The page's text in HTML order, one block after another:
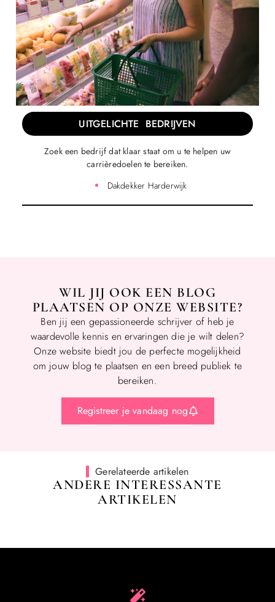
UITGELICHTE BEDRIJVEN
Zoek een bedrijf dat klaar staat om u te helpen uw
carrièredoelen te bereiken.
Dakdekker Harderwijk
WIL JIJ OOK EEN BLOG
PLAATSEN OP ONZE WEBSITE?
Ben jij een gepassioneerde schrijver of heb je
waardevolle kennis en ervaringen die je wilt delen?
Onze website biedt jou de perfecte mogelijkheid
om jouw blog te plaatsen en een breed publiek te
bereiken.
Registreer je vandaag nog
Gerelateerde artikelen
ANDERE INTERESSANTE
ARTIKELEN